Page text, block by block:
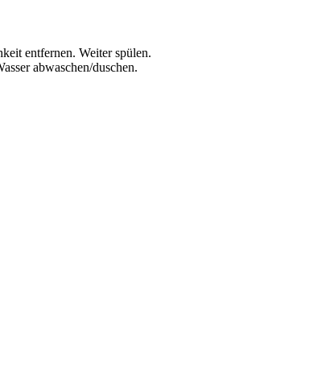
entfernen. Weiter spülen.
abwaschen/duschen.